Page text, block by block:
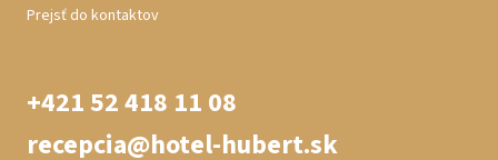
Prejsť do kontaktov
+421 52 418 11 08
recepcia@hotel-hubert.sk